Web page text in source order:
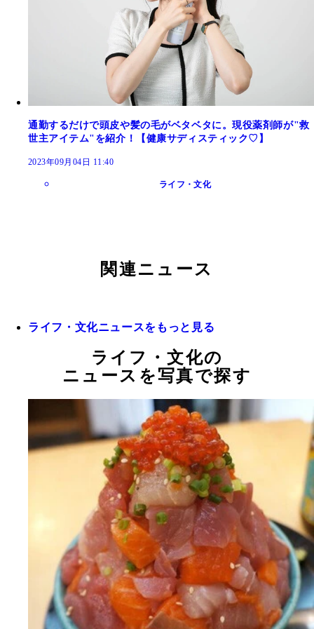
通勤するだけで頭皮や髪の毛がベタベタに。現役薬剤師が"救
世主アイテム"を紹介！【健康サディスティック♡】
2023年09月04日 11:40
ライフ・文化
関連ニュース
ライフ・文化ニュースをもっと見る
ライフ・文化の
ニュースを写真で探す